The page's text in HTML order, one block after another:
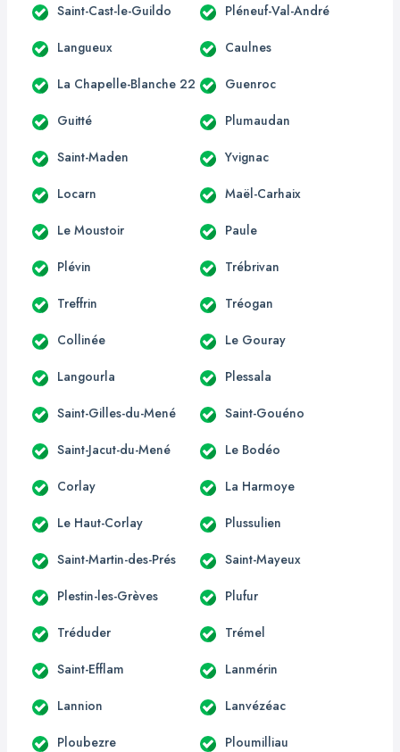
Saint-Cast-le-Guildo Pléneuf-Val-André
Langueux Caulnes
La Chapelle-Blanche 22 Guenroc
Guitté Plumaudan
Saint-Maden Yvignac
Locarn Maël-Carhaix
Le Moustoir Paule
Plévin Trébrivan
Treffrin Tréogan
Collinée Le Gouray
Langourla Plessala
Saint-Gilles-du-Mené Saint-Gouéno
Saint-Jacut-du-Mené Le Bodéo
Corlay La Harmoye
Le Haut-Corlay Plussulien
Saint-Martin-des-Prés Saint-Mayeux
Plestin-les-Grèves Plufur
Tréduder Trémel
Saint-Efflam Lanmérin
Lannion Lanvézéac
Ploubezre Ploumilliau